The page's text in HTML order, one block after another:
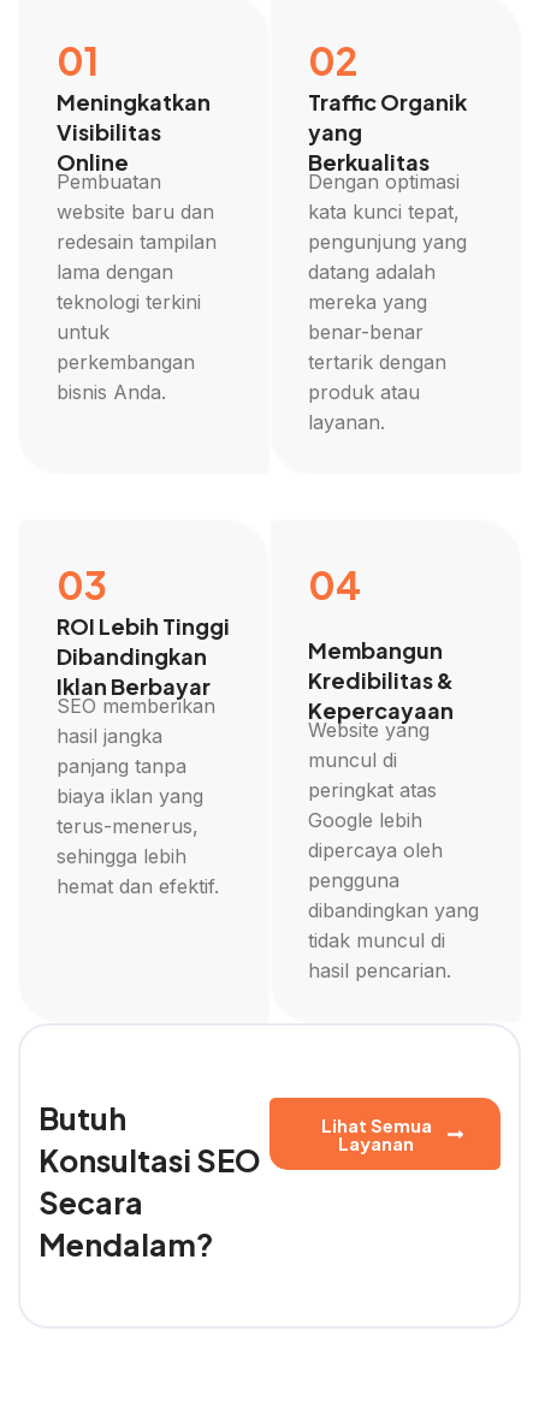
01
Meningkatkan
Visibilitas
Online
Pembuatan
website baru dan
redesain tampilan
lama dengan
teknologi terkini
untuk
perkembangan
bisnis Anda.
02
Traffic Organik
yang
Berkualitas
Dengan optimasi
kata kunci tepat,
pengunjung yang
datang adalah
mereka yang
benar-benar
tertarik dengan
produk atau
layanan.
03
ROI Lebih Tinggi
Dibandingkan
Iklan Berbayar
SEO memberikan
hasil jangka
panjang tanpa
biaya iklan yang
terus-menerus,
sehingga lebih
hemat dan efektif.
04
Membangun
Kredibilitas &
Kepercayaan
Website yang
muncul di
peringkat atas
Google lebih
dipercaya oleh
pengguna
dibandingkan yang
tidak muncul di
hasil pencarian.
Butuh
Konsultasi SEO
Secara
Mendalam?
Lihat Semua
Layanan